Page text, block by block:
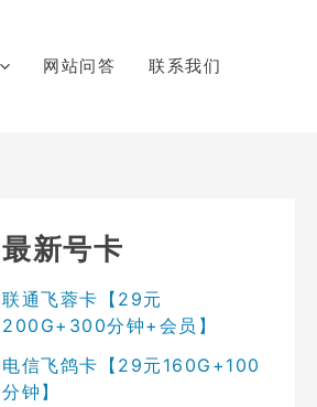
网站问答 联系我们
最新号卡
联通飞蓉卡【29元
200G+300分钟+会员】
电信飞鸽卡【29元160G+100
分钟】